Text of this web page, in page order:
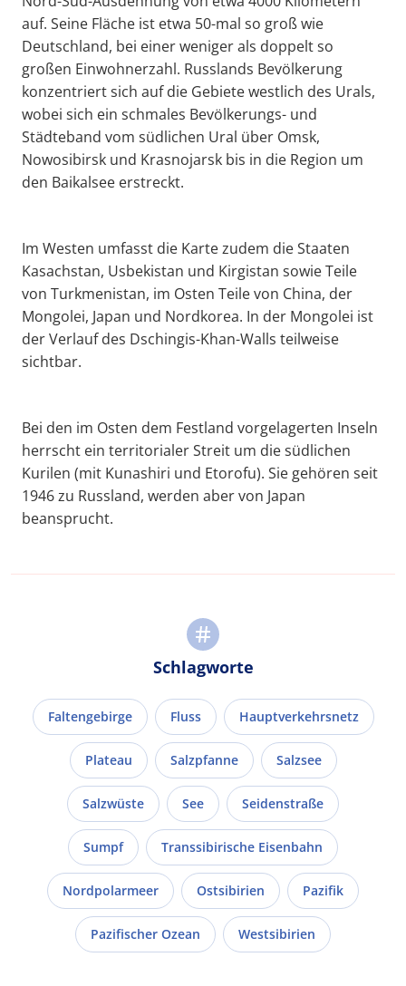
auf. Seine Fläche ist etwa 50-mal so groß wie
Deutschland, bei einer weniger als doppelt so
großen Einwohnerzahl. Russlands Bevölkerung
konzentriert sich auf die Gebiete westlich des Urals,
wobei sich ein schmales Bevölkerungs- und
Städteband vom südlichen Ural über Omsk,
Nowosibirsk und Krasnojarsk bis in die Region um
den Baikalsee erstreckt.
Im Westen umfasst die Karte zudem die Staaten
Kasachstan, Usbekistan und Kirgistan sowie Teile
von Turkmenistan, im Osten Teile von China, der
Mongolei, Japan und Nordkorea. In der Mongolei ist
der Verlauf des Dschingis-Khan-Walls teilweise
sichtbar.
Bei den im Osten dem Festland vorgelagerten Inseln
herrscht ein territorialer Streit um die südlichen
Kurilen (mit Kunashiri und Etorofu). Sie gehören seit
1946 zu Russland, werden aber von Japan
beansprucht.
Schlagworte
Faltengebirge Fluss Hauptverkehrsnetz
Plateau Salzpfanne Salzsee
Salzwüste See Seidenstraße
Sumpf Transsibirische Eisenbahn
Nordpolarmeer Ostsibirien Pazifik
Pazifischer Ozean Westsibirien